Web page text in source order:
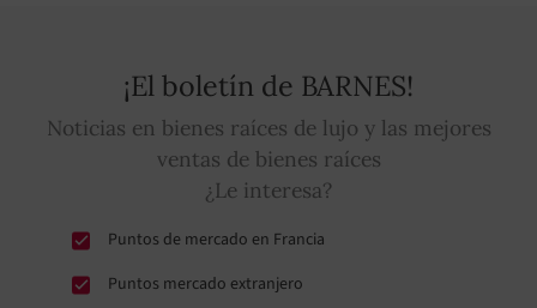
¡El boletín de BARNES!
Noticias en bienes raíces de lujo y las mejores
ventas de bienes raíces
¿Le interesa?
Puntos de mercado en Francia
Puntos mercado extranjero